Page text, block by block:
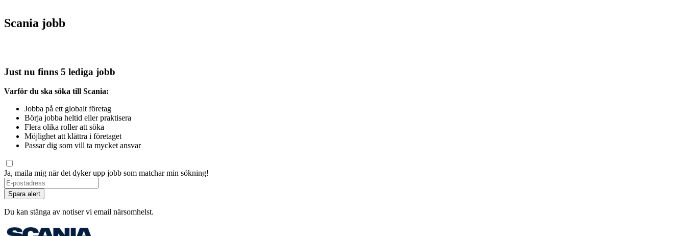
Scania jobb
Just nu finns 5 lediga jobb
Varför du ska söka till Scania:
Jobba på ett globalt företag
Börja jobba heltid eller praktisera
Flera olika roller att söka
Möjlighet att klättra i företaget
Passar dig som vill ta mycket ansvar
Ja, maila mig när det dyker upp jobb som matchar min sökning!
Spara alert
Du kan stänga av notiser vi email närsomhelst.